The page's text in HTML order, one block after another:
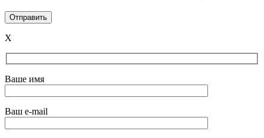
X
Ваше имя
Ваш e-mail